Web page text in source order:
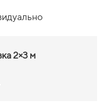
2×3 м